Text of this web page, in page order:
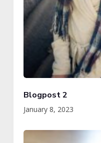
Blogpost 2
January 8, 2023